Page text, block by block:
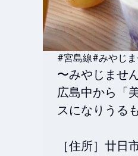
#宮島線#みやじ
〜みやじませ
広島中から「
スになりうる
［住所］廿日